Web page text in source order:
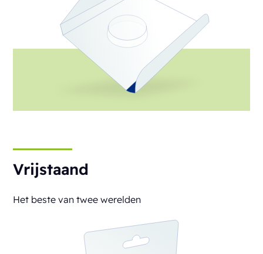
Vrijstaand
Het beste van twee werelden